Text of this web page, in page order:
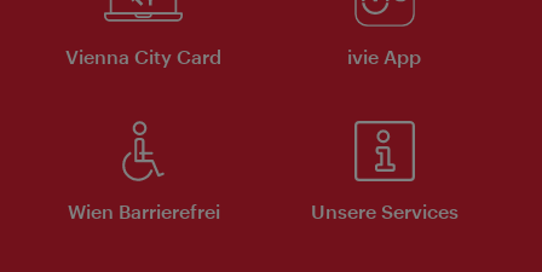
Vienna City Card ivie App
Wien Barrierefrei Unsere Services